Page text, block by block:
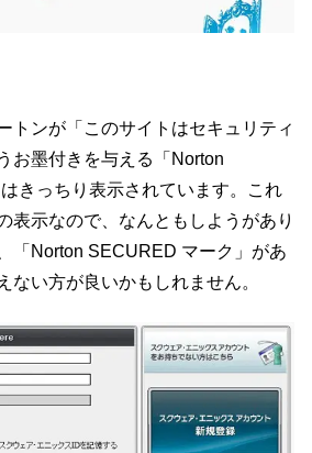
トンが「このサイトはセキュリティ
お墨付きを与える「Norton
きっちり表示されています。これ
表示なので、なんともしようがあり
「Norton SECURED マーク」があ
ない方が良いかもしれません。